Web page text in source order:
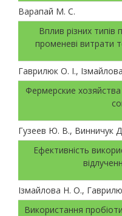
Варапай М. С.
Вплив різних типів
променеві витрати
Гаврилюк О. І.,
Фермерские
Гузеев Ю. В., Винничук
Ефективність
Ізмайлова Н. О.,
Використання